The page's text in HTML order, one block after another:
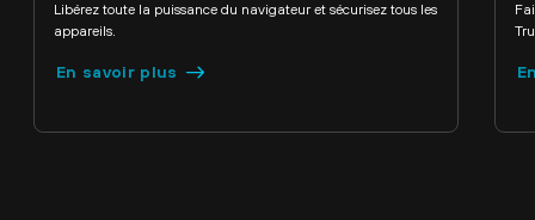
Libérez toute la puissance du navigateur et sécurisez tous les
appareils.
En savoir plus